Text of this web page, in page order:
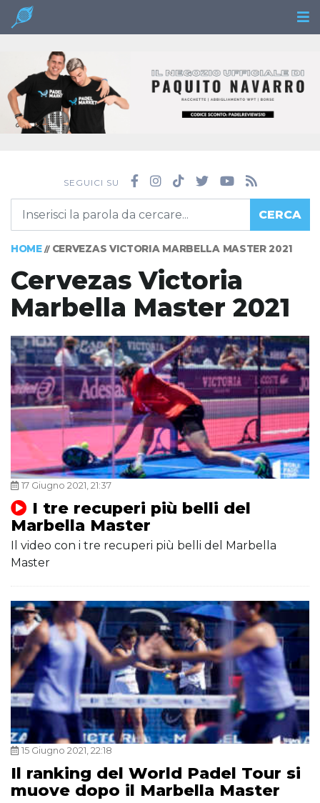
SEGUICI SU
CERCA
HOME// CERVEZAS VICTORIA MARBELLA MASTER 2021
Cervezas Victoria
Marbella Master 2021
17 Giugno 2021, 21:37
I tre recuperi più belli del
Marbella Master
Il video con i tre recuperi più belli del Marbella
Master
15 Giugno 2021, 22:18
Il ranking del World Padel Tour si
muove dopo il Marbella Master